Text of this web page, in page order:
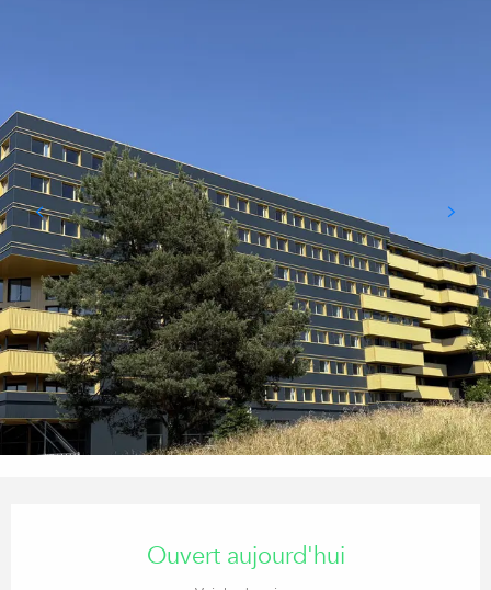
Ouvert aujourd'hui